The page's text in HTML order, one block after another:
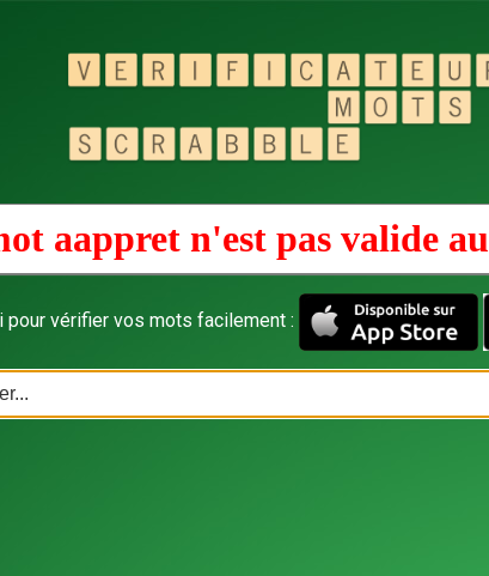
aappret n'est pas valide au
pour vérifier vos mots facilement :